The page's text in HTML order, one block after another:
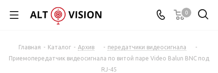
0
Главная - Каталог - Архив - передатчики видеосигнала
-
Приемопередатчик видеосигнала по витой паре Video Вalun BNC под
RJ-45